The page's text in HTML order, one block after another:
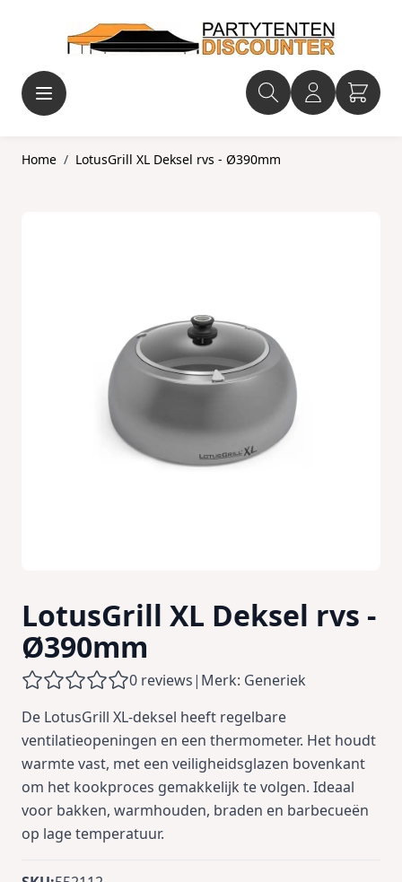
Home / LotusGrill XL Deksel rvs - Ø390mm
LotusGrill XL Deksel rvs -
Ø390mm
0 reviews| Merk: Generiek
De LotusGrill XL-deksel heeft regelbare
ventilatieopeningen en een thermometer. Het houdt
warmte vast, met een veiligheidsglazen bovenkant
om het kookproces gemakkelijk te volgen. Ideaal
voor bakken, warmhouden, braden en barbecueën
op lage temperatuur.